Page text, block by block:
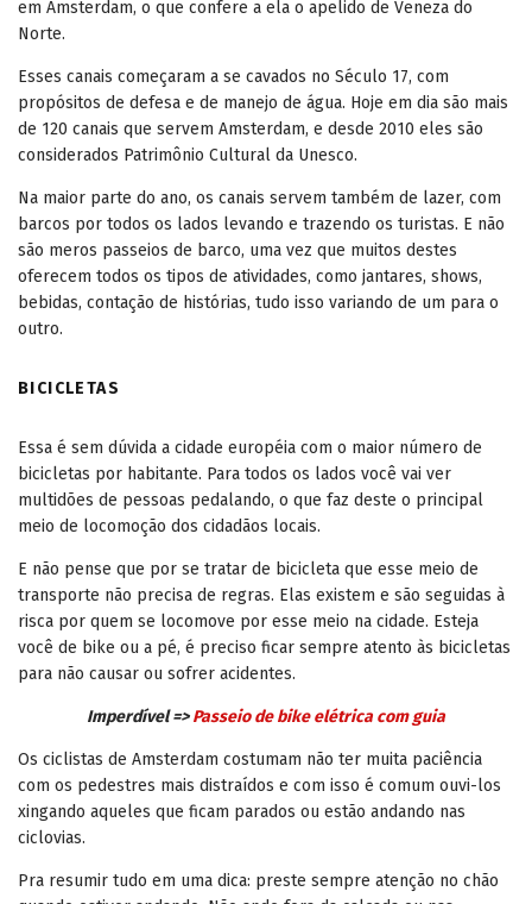
em Amsterdam, o que confere a ela o apelido de Veneza do
Norte.
Esses canais começaram a se cavados no Século 17, com
propósitos de defesa e de manejo de água. Hoje em dia são mais
de 120 canais que servem Amsterdam, e desde 2010 eles são
considerados Patrimônio Cultural da Unesco.
Na maior parte do ano, os canais servem também de lazer, com
barcos por todos os lados levando e trazendo os turistas. E não
são meros passeios de barco, uma vez que muitos destes
oferecem todos os tipos de atividades, como jantares, shows,
bebidas, contação de histórias, tudo isso variando de um para o
outro.
BICICLETAS
Essa é sem dúvida a cidade européia com o maior número de
bicicletas por habitante. Para todos os lados você vai ver
multidões de pessoas pedalando, o que faz deste o principal
meio de locomoção dos cidadãos locais.
E não pense que por se tratar de bicicleta que esse meio de
transporte não precisa de regras. Elas existem e são seguidas à
risca por quem se locomove por esse meio na cidade. Esteja
você de bike ou a pé, é preciso ficar sempre atento às bicicletas
para não causar ou sofrer acidentes.
Imperdível =>Passeio de bike elétrica com guia
Os ciclistas de Amsterdam costumam não ter muita paciência
com os pedestres mais distraídos e com isso é comum ouvi-los
xingando aqueles que ficam parados ou estão andando nas
ciclovias.
Pra resumir tudo em uma dica: preste sempre atenção no chão